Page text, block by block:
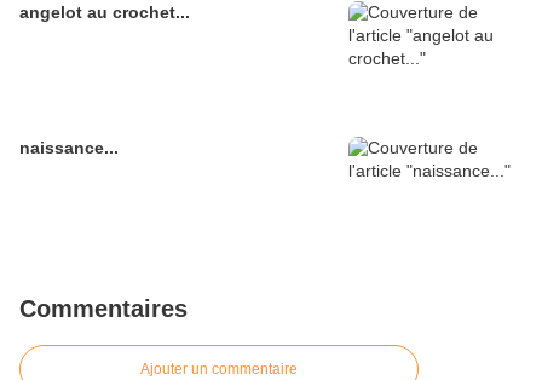
angelot au crochet...
naissance...
Commentaires
Ajouter un commentaire